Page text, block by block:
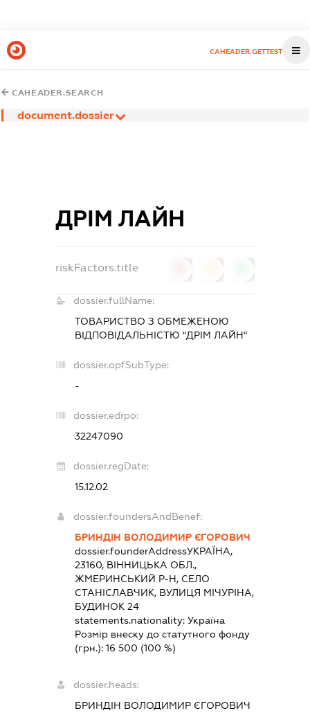
CAHEADER.GETTEST
CAHEADER.SEARCH
document.dossier
ДРІМ ЛАЙН
riskFactors.title
dossier.fullName:
ТОВАРИСТВО З ОБМЕЖЕНОЮ
ВІДПОВІДАЛЬНІСТЮ "ДРІМ ЛАЙН"
dossier.opfSubType:
-
dossier.edrpo:
32247090
dossier.regDate:
15.12.02
dossier.foundersAndBenef:
БРИНДІН ВОЛОДИМИР ЄГОРОВИЧ
dossier.founderAddressУКРАЇНА,
23160, ВІННИЦЬКА ОБЛ.,
ЖМЕРИНСЬКИЙ Р-Н, СЕЛО
СТАНІСЛАВЧИК, ВУЛИЦЯ МІЧУРІНА,
БУДИНОК 24
statements.nationality:Україна
Розмір внеску до статутного фонду
(грн.):16 500 (100 %)
dossier.heads:
БРИНДІН ВОЛОДИМИР ЄГОРОВИЧ